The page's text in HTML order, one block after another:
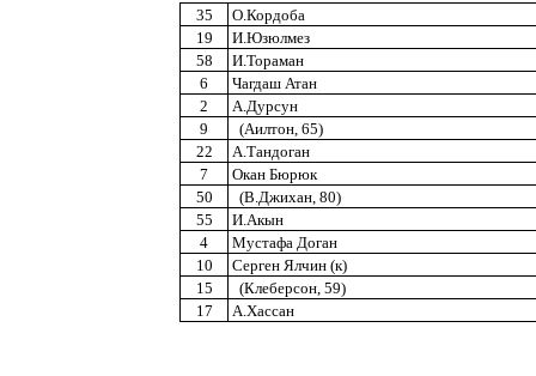
35
О.Кордоба
19
И.Юзюлмез
58
И.Тораман
6
Чагдаш Атан
2
А.Дурсун
9
(Аилтон, 65)
22
А.Тандоган
7
Окан Бюрюк
50
(В.Джихан, 80)
55
И.Акын
4
Мустафа Доган
10
Серген Ялчин (к)
15
(Клеберсон, 59)
17
А.Хассан